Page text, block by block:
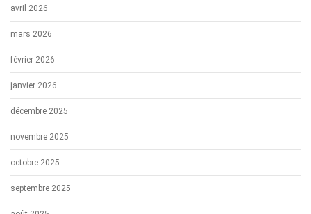
avril 2026
mars 2026
février 2026
janvier 2026
décembre 2025
novembre 2025
octobre 2025
septembre 2025